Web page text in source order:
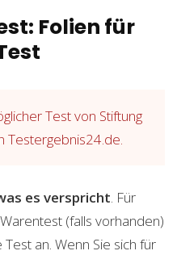
Folien für
Test von Stiftung
Testergebnis24.de.
es verspricht. Für
(falls vorhanden)
an. Wenn Sie sich für